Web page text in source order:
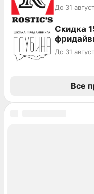
До 31
Скидка
До 31
Все